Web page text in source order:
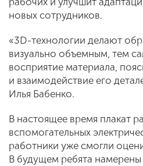
новых сотрудников.
«3D-технологии делают
визуально объемным, тем
восприятие материала,
и взаимодействие его
Илья Бабенко.
В настоящее время плакат
вспомогательных
работники уже смогли
В будущем ребята